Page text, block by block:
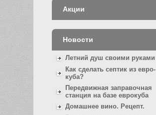
Акции
Новости
Летний душ своими руками
Как сделать септик из евро-
куба?
Передвижная заправочная
станция на базе еврокуба
Домашнее вино. Рецепт.